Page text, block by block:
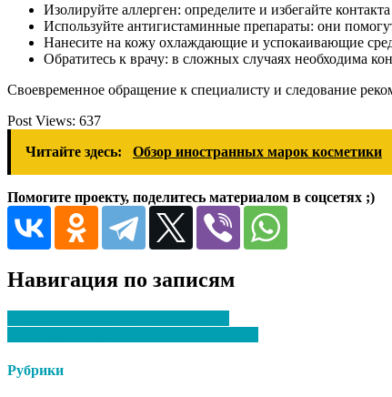
Изолируйте аллерген: определите и избегайте
Используйте антигистаминные препараты: они
Нанесите на кожу охлаждающие и успокаивающие
Обратитесь к врачу: в сложных случаях необходима
Своевременное обращение к специалисту и следование
Post Views: 637
Читайте здесь:
Обзор иностранных марок косметики
Помогите проекту, поделитесь материалом в соцсетях ;)
Навигация по записям
Рубрики